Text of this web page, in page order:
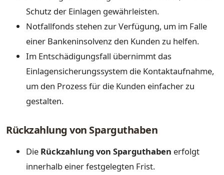
Schutz der Einlagen gewährleisten.
Notfallfonds stehen zur Verfügung, um im Falle
einer Bankeninsolvenz den Kunden zu helfen.
Im Entschädigungsfall übernimmt das
Einlagensicherungssystem die Kontaktaufnahme,
um den Prozess für die Kunden einfacher zu
gestalten.
Rückzahlung von Sparguthaben
Die Rückzahlung von Sparguthaben erfolgt
innerhalb einer festgelegten Frist.